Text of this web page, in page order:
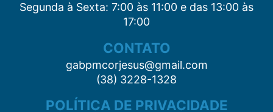
Segunda à Sexta: 7:00 às 11:00 e das 13:00 às
17:00
CONTATO
gabpmcorjesus@gmail.com
(38) 3228-1328
POLÍTICA DE PRIVACIDADE